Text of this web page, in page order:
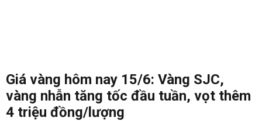
Giá vàng hôm nay 15/6: Vàng SJC,
vàng nhẫn tăng tốc đầu tuần, vọt thêm
4 triệu đồng/lượng